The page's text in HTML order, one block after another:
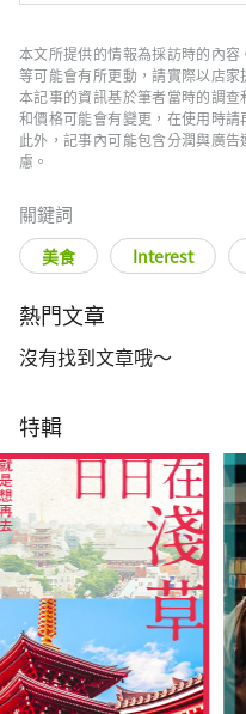
本文所提供的情報為採訪時的內
等可能會有所更動，請實際以店家
本記事的資訊基於筆者當時的調
和價格可能會有變更，在使用時請
此外，記事內可能包含分潤與廣
慮。
關鍵詞
美食 Interest
熱門文章
沒有找到文章哦～
特輯